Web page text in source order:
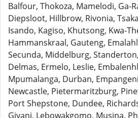
Balfour, Thokoza, Mamelodi, Ga-
Diepsloot, Hillbrow, Rivonia,
Isando, Kagiso, Khutsong, Kwa-
Hammanskraal, Gauteng,
Secunda, Middelburg,
Delmas, Ermelo, Leslie,
Mpumalanga, Durban,
Newcastle, Pietermaritzburg,
Port Shepstone, Dundee,
Giyani, Lebowakgomo, Musina,